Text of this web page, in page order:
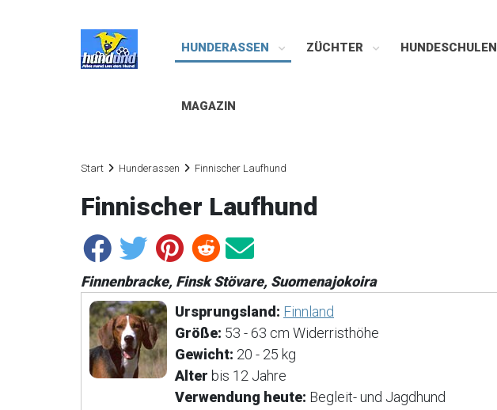
HUNDERASSEN ZÜCHTER HUNDESCHULEN
MAGAZIN
Start Hunderassen Finnischer Laufhund
Finnischer Laufhund
Finnenbracke, Finsk Stövare, Suomenajokoira
Ursprungsland: Finnland
Größe: 53 - 63 cm Widerristhöhe
Gewicht: 20 - 25 kg
Alter bis 12 Jahre
Verwendung heute: Begleit- und Jagdhund